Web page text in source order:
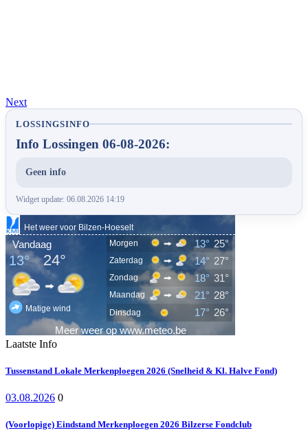
Next
LOSSINGSINFO
Info Lossingen 06-08-2026:
Geen info
Widget update: 06.08.2026 14:19
Laatste Info
Tussenstand Lokale Merkenploegen 2026 (Snelheid & Kl. Halve Fond)
03.08.2026 0
(Voorlopige) Eindstand Merkenploegen 2026 Bilzerse Fondclub